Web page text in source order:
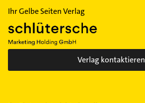
Ihr Gelbe Seiten Verlag
Verlag kontaktieren